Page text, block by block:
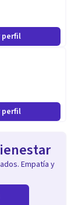
perfil
perfil
Empatía y